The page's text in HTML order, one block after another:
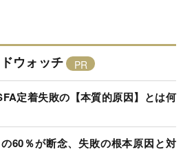
ウォッチ
定着失敗の【本質的原因】とは何
60％が断念、失敗の根本原因と対